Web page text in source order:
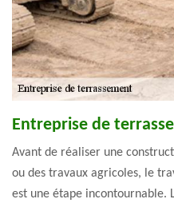
Entreprise de
Avant de réaliser une
ou des travaux agricoles, le
est une étape incontournable.